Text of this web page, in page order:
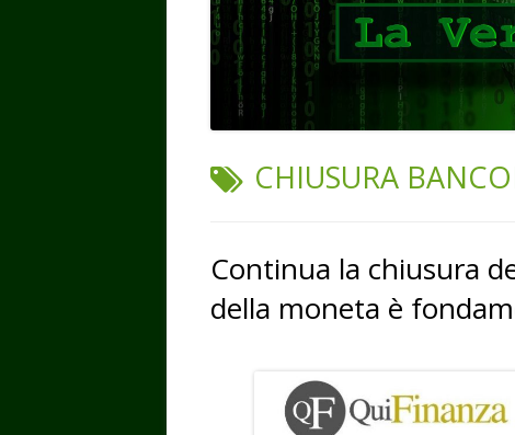
TAG:
CHIUSURA
Continua la chiusura
della moneta è